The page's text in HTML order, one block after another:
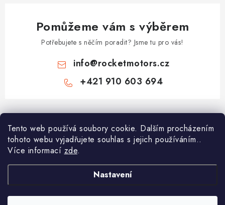
Tento web používá soubory cookie. Dalším procházením
tohoto webu vyjadřujete souhlas s jejich používáním..
Více informací zde.
Nastavení
Pomůžeme vám s výběrem
Potřebujete s něčím poradit? Jsme tu pro vás!
info@rocketmotors.cz
+421 910 603 694
Z
á
Najdete nás
Informace pro vás
Dětské čtyřkolky